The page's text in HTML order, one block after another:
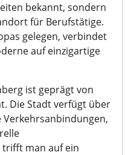
bekannt, sondern
für Berufstätige.
gelegen, verbindet
auf einzigartige
ist geprägt von
Die Stadt verfügt über
trifft man auf ein